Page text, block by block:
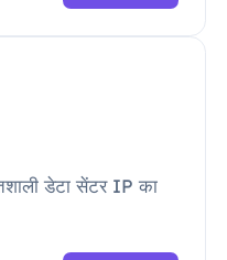
डेटा सेंटर IP का